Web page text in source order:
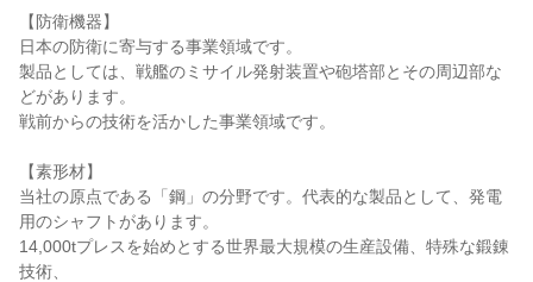
【防衛機器】
日本の防衛に寄与する事業領域です。
製品としては、戦艦のミサイル発射装置や砲塔部とその周辺部な
どがあります。
戦前からの技術を活かした事業領域です。
【素形材】
当社の原点である「鋼」の分野です。代表的な製品として、発電
用のシャフトがあります。
14,000tプレスを始めとする世界最大規模の生産設備、特殊な鍛錬
技術、